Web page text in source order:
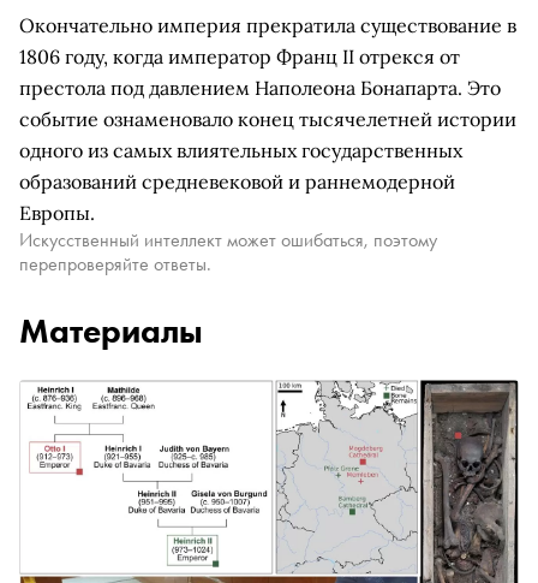
Окончательно империя прекратила существование в
1806 году, когда император Франц II отрекся от
престола под давлением Наполеона Бонапарта. Это
событие ознаменовало конец тысячелетней истории
одного из самых влиятельных государственных
образований средневековой и раннемодерной
Европы.
Искусственный интеллект может ошибаться, поэтому
перепроверяйте ответы.
Материалы